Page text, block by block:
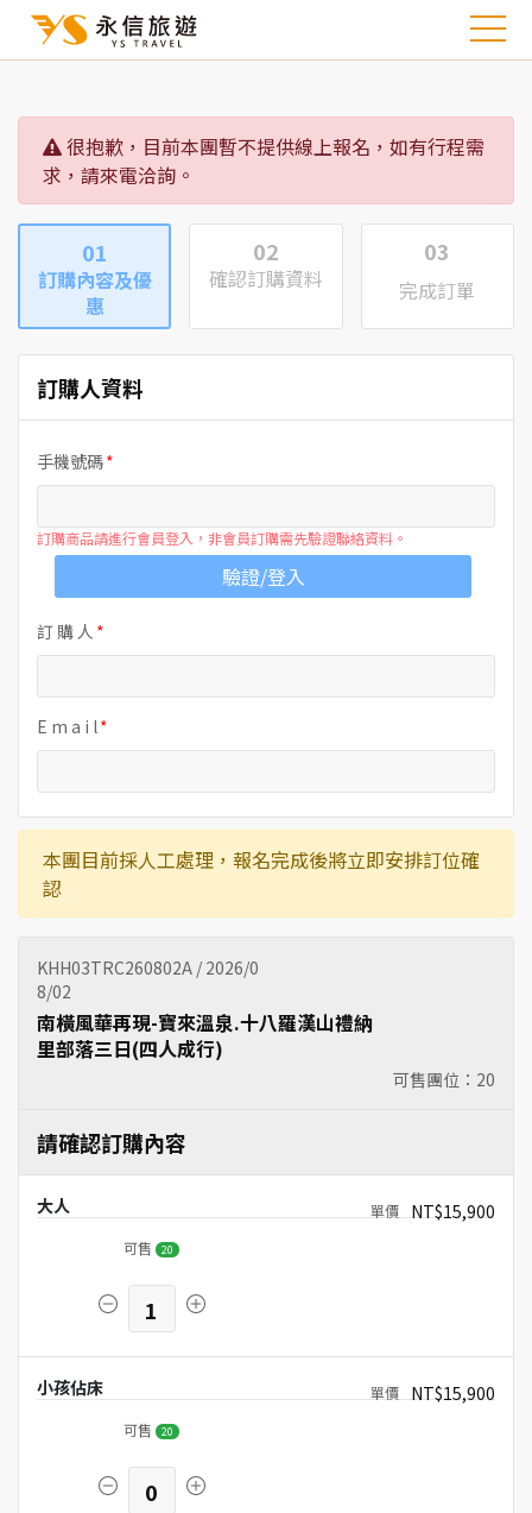
很抱歉，目前本團暫不提供線上報名，如有行程需
求，請來電洽詢。
01
訂購內容及優
惠
02
確認訂購資料
03
完成訂單
訂購人資料
手機號碼
訂購商品請進行會員登入，非會員訂購需先驗證聯絡資料。
驗證/登入
訂 購 人
E m a i l
本團目前採人工處理，報名完成後將立即安排訂位確
認
KHH03TRC260802A / 2026/0
8/02
可售團位： 20
南橫風華再現-寶來溫泉.十八羅漢山禮納
里部落三日(四人成行)
請確認訂購內容
大人 NT$15,900
可售 20
1
小孩佔床 NT$15,900
可售 20
0